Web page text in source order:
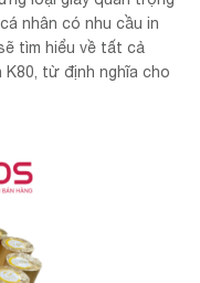
nhân có nhu cầu in
tìm hiểu về tất cả
K80, từ định nghĩa cho